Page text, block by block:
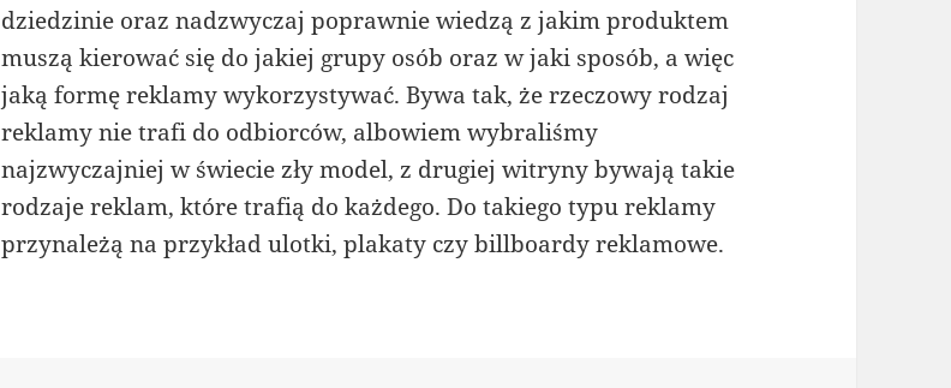
dziedzinie oraz nadzwyczaj poprawnie wiedzą z jakim produktem
muszą kierować się do jakiej grupy osób oraz w jaki sposób, a więc
jaką formę reklamy wykorzystywać. Bywa tak, że rzeczowy rodzaj
reklamy nie trafi do odbiorców, albowiem wybraliśmy
najzwyczajniej w świecie zły model, z drugiej witryny bywają takie
rodzaje reklam, które trafią do każdego. Do takiego typu reklamy
przynależą na przykład ulotki, plakaty czy billboardy reklamowe.